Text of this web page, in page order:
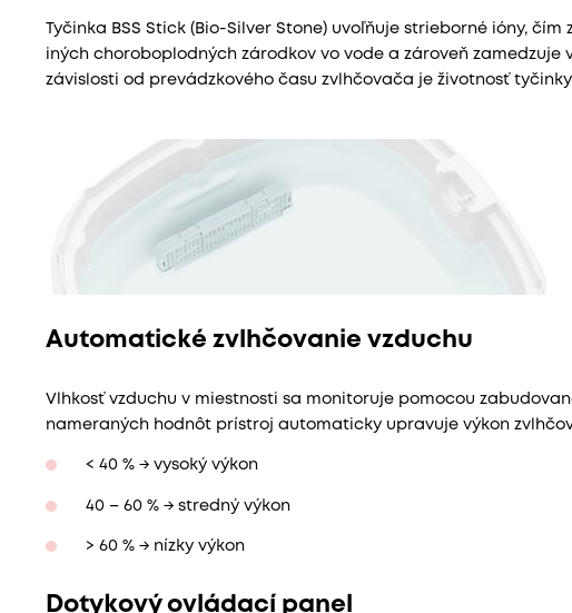
Tyčinka BSS Stick (Bio-Silver Stone) uvoľňuje strieborné ióny,
iných choroboplodných zárodkov vo vode a zároveň zamedzuje
závislosti od prevádzkového času zvlhčovača je životnosť tyčinky
Automatické zvlhčovanie vzduchu
Vlhkosť vzduchu v miestnosti sa monitoruje pomocou
nameraných hodnôt prístroj automaticky upravuje výkon
< 40 % → vysoký výkon
40 – 60 % → stredný výkon
> 60 % → nízky výkon
Dotykový ovládací panel